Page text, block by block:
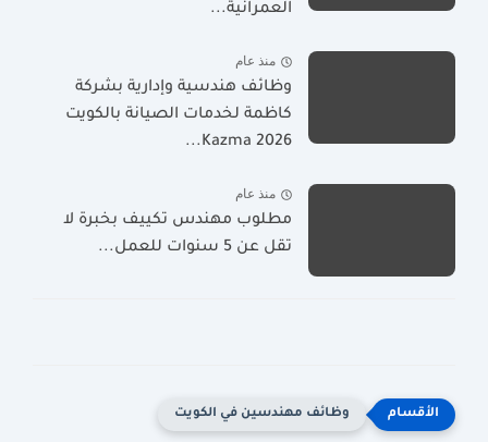
العمرانية...
منذ عام
وظائف هندسية وإدارية بشركة
كاظمة لخدمات الصيانة بالكويت
2026 Kazma...
منذ عام
مطلوب مهندس تكييف بخبرة لا
تقل عن 5 سنوات للعمل...
وظائف مهندسين في الكويت